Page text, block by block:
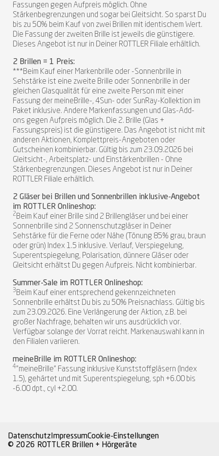
Fassungen gegen Aufpreis möglich. Ohne
Stärkenbegrenzungen und sogar bei Gleitsicht. So sparst Du
bis zu 50% beim Kauf von zwei Brillen mit identischem Wert.
Die Fassung der zweiten Brille ist jeweils die günstigere.
Dieses Angebot ist nur in Deiner ROTTLER Filiale erhältlich.
2 Brillen = 1 Preis:
***Beim Kauf einer Markenbrille oder -Sonnenbrille in
Sehstärke ist eine zweite Brille oder Sonnenbrille in der
gleichen Glasqualität für eine zweite Person mit einer
Fassung der meineBrille-, 4Sun- oder SunRay-Kollektion im
Paket inklusive. Andere Markenfassungen und Glas-Add-
ons gegen Aufpreis möglich. Die 2. Brille (Glas +
Fassungspreis) ist die günstigere. Das Angebot ist nicht mit
anderen Aktionen, Komplettpreis-Angeboten oder
Gutscheinen kombinierbar. Gültig bis zum 23.09.2026 bei
Gleitsicht-, Arbeitsplatz- und Einstärkenbrillen - Ohne
Stärkenbegrenzungen. Dieses Angebot ist nur in Deiner
ROTTLER Filiale erhältlich.
2 Gläser bei Brillen und Sonnenbrillen inklusive-Angebot
im ROTTLER Onlineshop:
2 Beim Kauf einer Brille sind 2 Brillengläser und bei einer
Sonnenbrille sind 2 Sonnenschutzgläser in Deiner
Sehstärke für die Ferne oder Nähe (Tönung 85% grau, braun
oder grün) Index 1.5 inklusive. Verlauf, Verspiegelung,
Superentspiegelung, Polarisation, dünnere Gläser oder
Gleitsicht erhältst Du gegen Aufpreis. Nicht kombinierbar.
Summer-Sale im ROTTLER Onlineshop:
3 Beim Kauf einer entsprechend gekennzeichneten
Sonnenbrille erhältst Du bis zu 50% Preisnachlass. Gültig bis
zum 23.09.2026. Eine Verlängerung der Aktion, z.B. bei
großer Nachfrage, behalten wir uns ausdrücklich vor.
Verfügbar solange der Vorrat reicht. Markenauswahl kann in
den Filialen variieren.
meineBrille im ROTTLER Onlineshop:
4"meineBrille" Fassung inklusive Kunststoffgläsern (Index
1.5), gehärtet und mit Superentspiegelung, sph +6.00 bis
-6.00 dpt., cyl +2.00.
Datenschutz ImpressumCookie-Einstellungen
© 2026 ROTTLER Brillen + Hörgeräte